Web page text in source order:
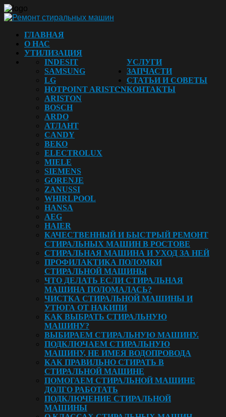
ГЛАВНАЯ
О НАС
УТИЛИЗАЦИЯ
УСЛУГИ
INDESIT
SAMSUNG
LG
HOTPOINT ARISTON
ARISTON
BOSCH
ARDO
АТЛАНТ
CANDY
BEKO
ELECTROLUX
MIELE
SIEMENS
GORENJE
ZANUSSI
WHIRLPOOL
HANSA
AEG
HAIER
ЗАПЧАСТИ
СТАТЬИ И СОВЕТЫ
КАЧЕСТВЕННЫЙ И БЫСТРЫЙ РЕМОНТ
СТИРАЛЬНЫХ МАШИН В РОСТОВЕ
СТИРАЛЬНАЯ МАШИНА И УХОД ЗА НЕЙ
ПРОФИЛАКТИКА ПОЛОМКИ
СТИРАЛЬНОЙ МАШИНЫ
ЧТО ДЕЛАТЬ ЕСЛИ СТИРАЛЬНАЯ
МАШИНА ПОЛОМАЛАСЬ?
ЧИСТКА СТИРАЛЬНОЙ МАШИНЫ И
УТЮГА ОТ НАКИПИ
КАК ВЫБРАТЬ СТИРАЛЬНУЮ
МАШИНУ?
ВЫБИРАЕМ СТИРАЛЬНУЮ МАШИНУ.
ПОДКЛЮЧАЕМ СТИРАЛЬНУЮ
МАШИНУ, НЕ ИМЕЯ ВОДОПРОВОДА
КАК ПРАВИЛЬНО СТИРАТЬ В
СТИРАЛЬНОЙ МАШИНЕ
ПОМОГАЕМ СТИРАЛЬНОЙ МАШИНЕ
ДОЛГО РАБОТАТЬ
ПОДКЛЮЧЕНИЕ СТИРАЛЬНОЙ
МАШИНЫ
КОНТАКТЫ